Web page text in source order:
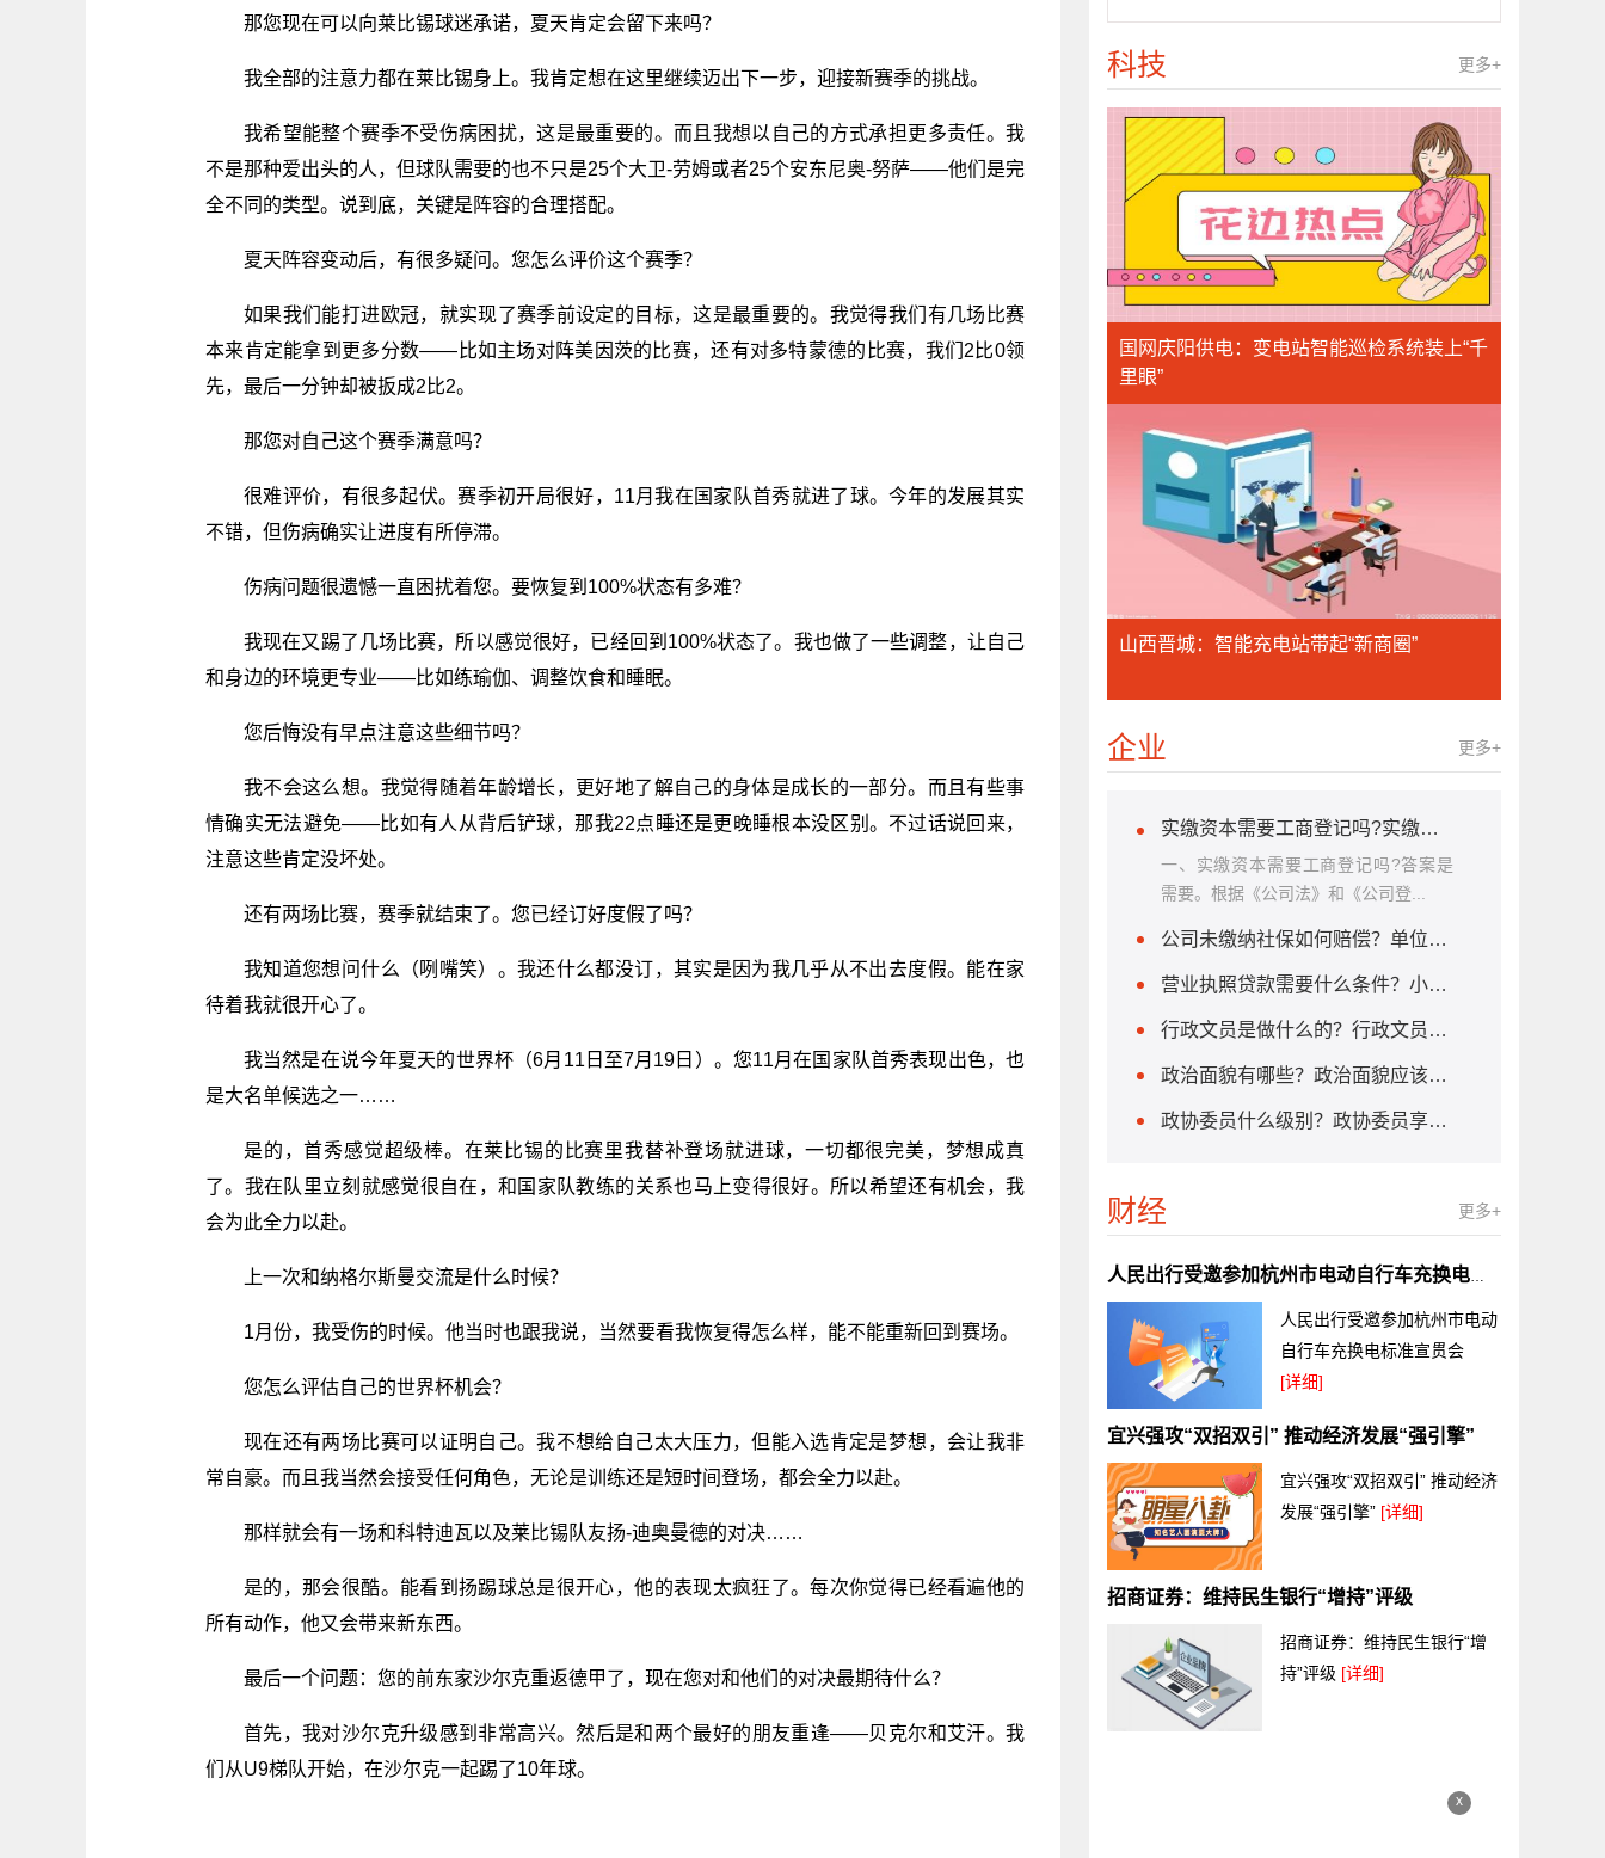
那您现在可以向莱比锡球迷承诺，夏天肯定会留下来吗？
我全部的注意力都在莱比锡身上。我肯定想在这里继续迈出下一步，迎接新赛季的挑战。
我希望能整个赛季不受伤病困扰，这是最重要的。而且我想以自己的方式承担更多责任。我
不是那种爱出头的人，但球队需要的也不只是25个大卫-劳姆或者25个安东尼奥-努萨——他们是完
全不同的类型。说到底，关键是阵容的合理搭配。
夏天阵容变动后，有很多疑问。您怎么评价这个赛季？
如果我们能打进欧冠，就实现了赛季前设定的目标，这是最重要的。我觉得我们有几场比赛
本来肯定能拿到更多分数——比如主场对阵美因茨的比赛，还有对多特蒙德的比赛，我们2比0领
先，最后一分钟却被扳成2比2。
那您对自己这个赛季满意吗？
很难评价，有很多起伏。赛季初开局很好，11月我在国家队首秀就进了球。今年的发展其实
不错，但伤病确实让进度有所停滞。
伤病问题很遗憾一直困扰着您。要恢复到100%状态有多难？
我现在又踢了几场比赛，所以感觉很好，已经回到100%状态了。我也做了一些调整，让自己
和身边的环境更专业——比如练瑜伽、调整饮食和睡眠。
您后悔没有早点注意这些细节吗？
我不会这么想。我觉得随着年龄增长，更好地了解自己的身体是成长的一部分。而且有些事
情确实无法避免——比如有人从背后铲球，那我22点睡还是更晚睡根本没区别。不过话说回来，
注意这些肯定没坏处。
还有两场比赛，赛季就结束了。您已经订好度假了吗？
我知道您想问什么（咧嘴笑）。我还什么都没订，其实是因为我几乎从不出去度假。能在家
待着我就很开心了。
我当然是在说今年夏天的世界杯（6月11日至7月19日）。您11月在国家队首秀表现出色，也
是大名单候选之一……
是的，首秀感觉超级棒。在莱比锡的比赛里我替补登场就进球，一切都很完美，梦想成真
了。我在队里立刻就感觉很自在，和国家队教练的关系也马上变得很好。所以希望还有机会，我
会为此全力以赴。
上一次和纳格尔斯曼交流是什么时候？
1月份，我受伤的时候。他当时也跟我说，当然要看我恢复得怎么样，能不能重新回到赛场。
您怎么评估自己的世界杯机会？
现在还有两场比赛可以证明自己。我不想给自己太大压力，但能入选肯定是梦想，会让我非
常自豪。而且我当然会接受任何角色，无论是训练还是短时间登场，都会全力以赴。
那样就会有一场和科特迪瓦以及莱比锡队友扬-迪奥曼德的对决……
是的，那会很酷。能看到扬踢球总是很开心，他的表现太疯狂了。每次你觉得已经看遍他的
所有动作，他又会带来新东西。
最后一个问题：您的前东家沙尔克重返德甲了，现在您对和他们的对决最期待什么？
首先，我对沙尔克升级感到非常高兴。然后是和两个最好的朋友重逢——贝克尔和艾汗。我
们从U9梯队开始，在沙尔克一起踢了10年球。
科技 更多+
国网庆阳供电：变电站智能巡检系统装上“千
里眼”
山西晋城：智能充电站带起“新商圈”
企业 更多+
实缴资本需要工商登记吗?实缴资本的计算方法是什么？
一、实缴资本需要工商登记吗?答案是
需要。根据《公司法》和《公司登...
公司未缴纳社保如何赔偿？单位不缴纳社保怎么办？
营业执照贷款需要什么条件？小微企业贷款需要什么条件?
行政文员是做什么的？行政文员需要什么学历？
政治面貌有哪些？政治面貌应该怎么填？
政协委员什么级别？政协委员享受哪些待遇？
财经 更多+
人民出行受邀参加杭州市电动自行车充换电标准宣贯会
人民出行受邀参加杭州市电动
自行车充换电标准宣贯会
[详细]
宜兴强攻“双招双引” 推动经济发展“强引擎”
宜兴强攻“双招双引” 推动经济
发展“强引擎” [详细]
招商证券：维持民生银行“增持”评级
招商证券：维持民生银行“增
持”评级 [详细]
x